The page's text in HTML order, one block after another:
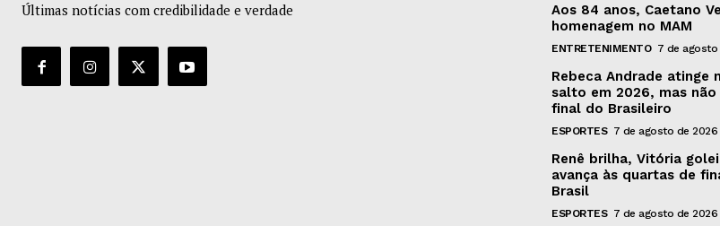
Últimas notícias com credibilidade e verdade
Aos 84 anos, Caetano
homenagem no MAM
ENTRETENIMENTO 7 de agosto
Rebeca Andrade atinge
salto em 2026, mas
final do Brasileiro
ESPORTES 7 de agosto de 2026
Renê brilha, Vitória
avança às quartas de
Brasil
ESPORTES 7 de agosto de 2026